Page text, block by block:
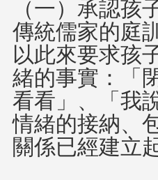
（一）承認孩
傳統儒家的庭
以此來要求孩
緒的事實：「
看看」、「我
情緒的接納、
關係已經建立